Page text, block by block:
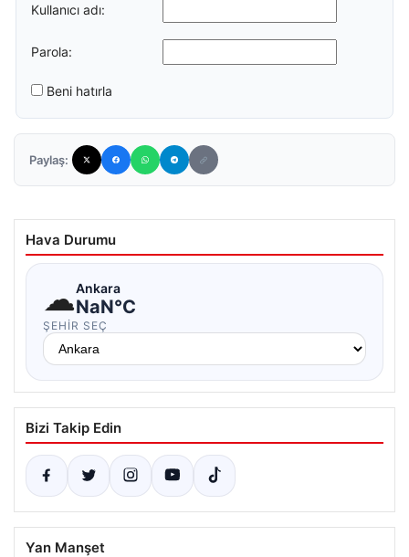
Kullanıcı adı:
Parola:
Beni hatırla
Paylaş:
Hava Durumu
☁Ankara
NaN°C
ŞEHIR SEÇ
Bizi Takip Edin
Yan Manşet